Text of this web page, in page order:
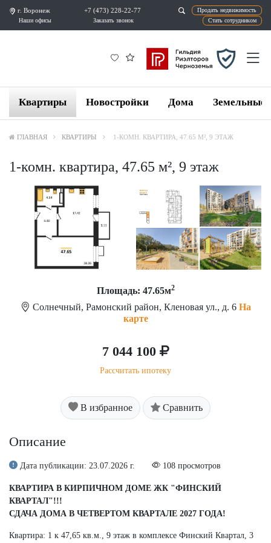
г. Воронеж
Наши офисы
+7 (473) 228-22-77
Квартиры Новостройки Дома Земельные
ГЛАВНАЯ КВАРТИРЫ 1-КОМН. КВАРТИРА, 47.65 М², 9 ЭТАЖ
1-комн. квартира, 47.65 м², 9 этаж
Площадь: 47.65м2
Солнечный, Рамонский район, Кленовая ул., д. 6 На
карте
7 044 100
Рассчитать ипотеку
В избранное Сравнить
Описание
Дата публикации: 23.07.2026 г. 108 просмотров
КВАРТИРА В КИРПИЧНОМ ДОМЕ ЖК "ФИНСКИЙ
КВАРТАЛ"!!!
СДАЧА ДОМА В ЧЕТВЕРТОМ КВАРТАЛЕ 2027 ГОДА!
Квартира: 1 к 47,65 кв.м., 9 этаж в комплексе Финский Квартал, 3